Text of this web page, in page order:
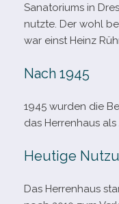
Sanatoriums in
nutzte. Der wohl
war einst Heinz
Nach 1945
1945 wur­den die
das Herrenhaus
Heutige
Das Herrenhaus